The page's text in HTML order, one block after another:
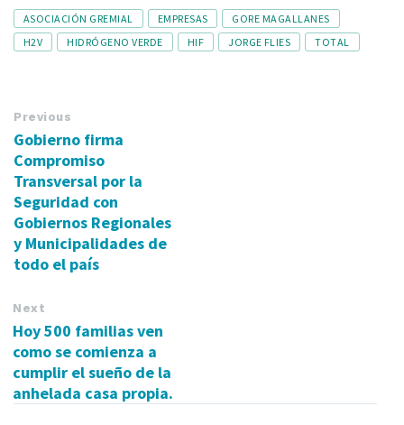
Tags
ASOCIACIÓN GREMIAL EMPRESAS
GORE MAGALLANES
H2V
HIDRÓGENO VERDE HIF JORGE FLIES TOTAL
Previous
Gobierno firma
Compromiso
Transversal por la
Seguridad con
Gobiernos Regionales
y Municipalidades de
todo el país
Next
Hoy 500 familias ven
como se comienza a
cumplir el sueño de la
anhelada casa propia.